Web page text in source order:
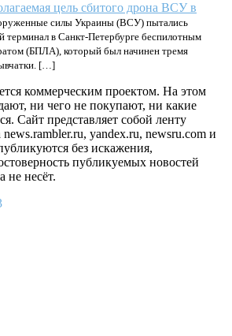
цель сбитого дрона ВСУ в
силы Украины (ВСУ) пытались
терминал в Санкт-Петербурге беспилотным
(БПЛА), который был начинен тремя
[…]
коммерческим проектом. На этом
ни чего не покупают, ни какие
Сайт представляет собой ленту
news.rambler.ru, yandex.ru, newsru.com и
без искажения,
публикуемых новостей
не несёт.